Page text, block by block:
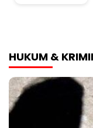
HUKUM &